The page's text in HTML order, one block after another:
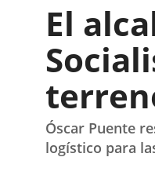
El
Óscar Puente
logístico para